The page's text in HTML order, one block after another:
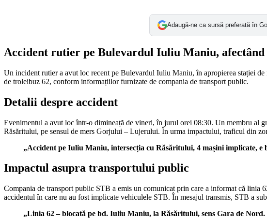
Adaugă-ne ca sursă preferată în
Accident rutier pe Bulevardul Iuliu Maniu,
Un incident rutier a avut loc recent pe Bulevardul Iuliu Maniu, în apropierea stației
de troleibuz 62, conform informațiilor furnizate de compania de transport public.
Detalii despre accident
Evenimentul a avut loc într-o dimineață de vineri, în jurul orei 08:30. Un membru al
Răsăritului, pe sensul de mers Gorjului – Lujerului. În urma impactului, traficul din
„Accident pe Iuliu Maniu, intersecția cu Răsăritului, 4 mașini implicate, e
Impactul asupra transportului public
Compania de transport public STB a emis un comunicat prin care a informat că linia
accidentul în care nu au fost implicate vehiculele STB. În mesajul transmis, STB a
„Linia 62 – blocată pe bd. Iuliu Maniu, la Răsăritului, sens Gara de